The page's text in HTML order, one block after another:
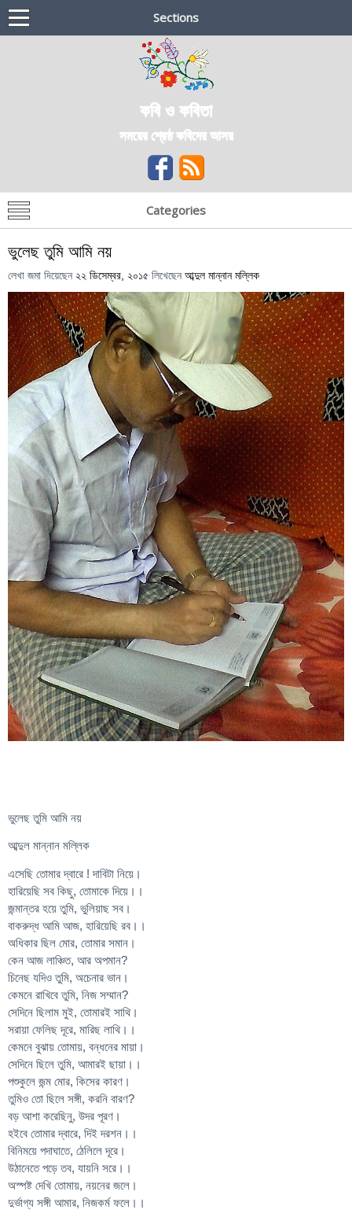
Sections
কবি ও কবিতা
সময়ের শ্রেষ্ঠ কবিদের আসর
Categories
ভুলেছ তুমি আমি নয়
লেখা জমা দিয়েছেন ২২ ডিসেম্বর, ২০১৫ লিখেছেন আব্দুল মান্নান মল্লিক
ভুলেছ তুমি আমি নয়
আব্দুল মান্নান মল্লিক
এসেছি তোমার দ্বারে ! দাবিটা নিয়ে।
হারিয়েছি সব কিছু, তোমাকে দিয়ে।।
জন্মান্তর হয়ে তুমি, ভুলিয়াছ সব।
বাকরুদ্ধ আমি আজ, হারিয়েছি রব।।
অধিকার ছিল মোর, তোমার সমান।
কেন আজ লাঞ্চিত, আর অপমান?
চিনেছ যদিও তুমি, অচেনার ভান।
কেমনে রাখিবে তুমি, নিজ সম্মান?
সেদিনে ছিলাম মুই, তোমারই সাথি।
সরায়া ফেলিছ দূরে, মারিছ লাথি।।
কেমনে বুঝায় তোমায়, বন্ধনের মায়া।
সেদিনে ছিলে তুমি, আমারই ছায়া।।
পশুকুলে জন্ম মোর, কিসের কারণ।
তুমিও তো ছিলে সঙ্গী, করনি বারণ?
বড় আশা করেছিনু, উদর পূরণ।
হইবে তোমার দ্বারে, দিই দরশন।।
বিনিময়ে পদাঘাতে, ঠেলিলে দূরে।
উঠানেতে পড়ে তব, যায়নি সরে।।
অস্পষ্ট দেখি তোমায়, নয়নের জলে।
দুর্ভাগ্য সঙ্গী আমার, নিজকর্ম ফলে।।